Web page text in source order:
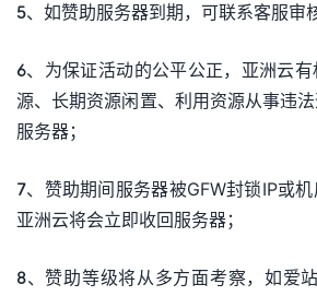
5、如赞助服务器到期，可联系客服审
6、为保证活动的公平公正，亚洲云
源、长期资源闲置、利用资源从事违
服务器；
7、赞助期间服务器被GFW封锁IP或机
亚洲云将会立即收回服务器；
8、赞助等级将从多方面考察，如爱